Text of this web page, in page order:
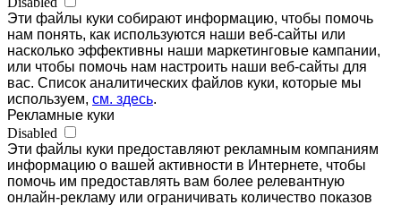
Эти файлы куки собирают информацию, чтобы помочь
нам понять, как используются наши веб-сайты или
насколько эффективны наши маркетинговые кампании,
или чтобы помочь нам настроить наши веб-сайты для
вас. Список аналитических файлов куки, которые мы
используем, см. здесь.
Рекламные куки
Disabled
Эти файлы куки предоставляют рекламным компаниям
информацию о вашей активности в Интернете, чтобы
помочь им предоставлять вам более релевантную
онлайн-рекламу или ограничивать количество показов